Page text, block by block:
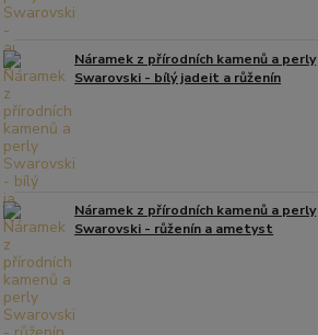
Náramek z přírodních kamenů a perly
Swarovski - bílý jadeit a růženín
Náramek z přírodních kamenů a perly
Swarovski - růženín a ametyst